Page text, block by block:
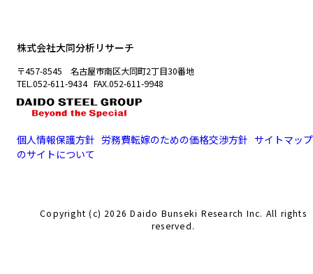
株式会社大同分析リサーチ
〒457-8545 名古屋市南区大同町2丁目30番地
TEL.052-611-9434 FAX.052-611-9948
個人情報保護方針 労務費転嫁のための価格交渉方針 サイトマップ
のサイトについて
Copyright (c) 2026 Daido Bunseki Research Inc. All rights
reserved.